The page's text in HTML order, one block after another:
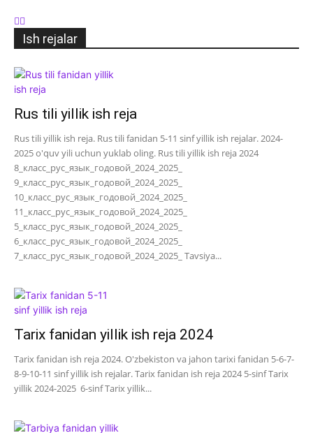
Ish rejalar
Rus tili yillik ish reja
Rus tili yillik ish reja. Rus tili fanidan 5-11 sinf yillik ish rejalar. 2024-
2025 o'quv yili uchun yuklab oling. Rus tili yillik ish reja 2024
8_класс_рус_язык_годовой_2024_2025_
9_класс_рус_язык_годовой_2024_2025_
10_класс_рус_язык_годовой_2024_2025_
11_класс_рус_язык_годовой_2024_2025_
5_класс_рус_язык_годовой_2024_2025_
6_класс_рус_язык_годовой_2024_2025_
7_класс_рус_язык_годовой_2024_2025_ Tavsiya...
Tarix fanidan yillik ish reja 2024
Tarix fanidan ish reja 2024. O'zbekiston va jahon tarixi fanidan 5-6-7-
8-9-10-11 sinf yillik ish rejalar. Tarix fanidan ish reja 2024 5-sinf Tarix
yillik 2024-2025 6-sinf Tarix yillik...